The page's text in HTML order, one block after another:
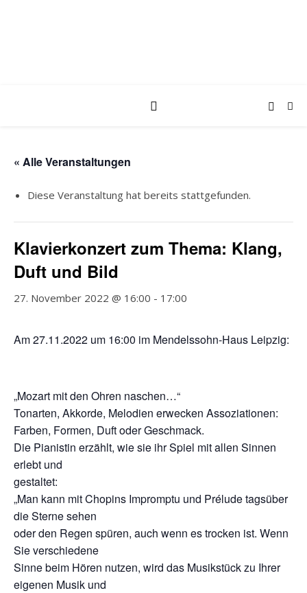
« Alle Veranstaltungen
Diese Veranstaltung hat bereits stattgefunden.
Klavierkonzert zum Thema: Klang,
Duft und Bild
27. November 2022 @ 16:00 - 17:00
Am 27.11.2022 um 16:00 im Mendelssohn-Haus Leipzig:
„Mozart mit den Ohren naschen…“
Tonarten, Akkorde, Melodien erwecken Assoziationen:
Farben, Formen, Duft oder Geschmack.
Die Pianistin erzählt, wie sie ihr Spiel mit allen Sinnen
erlebt und
gestaltet:
„Man kann mit Chopins Impromptu und Prélude tagsüber
die Sterne sehen
oder den Regen spüren, auch wenn es trocken ist. Wenn
Sie verschiedene
Sinne beim Hören nutzen, wird das Musikstück zu Ihrer
eigenen Musik und